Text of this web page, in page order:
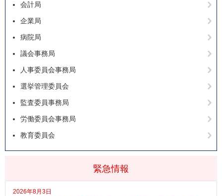
緊急情報
2026年8月3日
会計局
企業局
病院局
議会事務局
人事委員会事務局
選挙管理委員会
監査委員事務局
労働委員会事務局
教育委員会